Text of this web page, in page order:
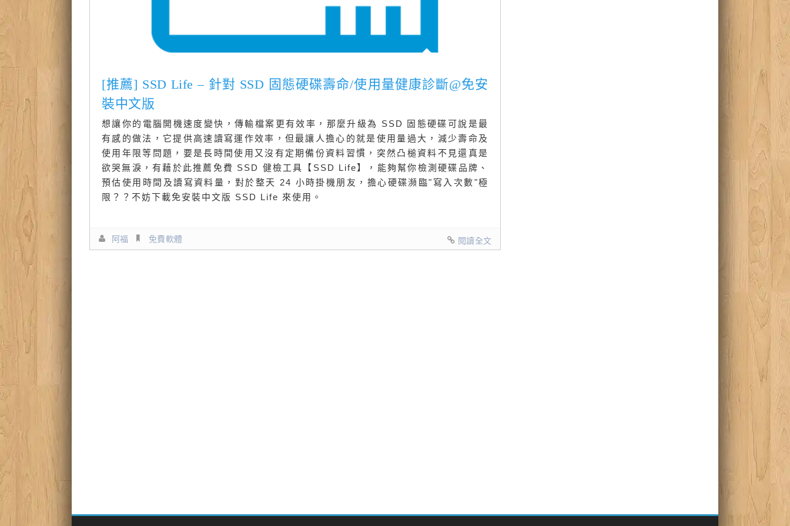
[推薦] SSD Life – 針對 SSD 固態硬碟壽命/使用量健康診斷@免安
裝中文版
想讓你的電腦開機速度變快，傳輸檔案更有效率，那麼升級為 SSD 固態硬碟可說是最
有感的做法，它提供高速讀寫運作效率，但最讓人擔心的就是使用量過大，減少壽命及
使用年限等問題，要是長時間使用又沒有定期備份資料習慣，突然凸槌資料不見還真是
欲哭無淚，有藉於此推薦免費 SSD 健檢工具【SSD Life】，能夠幫你檢測硬碟品牌、
預估使用時間及讀寫資料量，對於整天 24 小時掛機朋友，擔心硬碟瀕臨"寫入次數"極
限？？不妨下載免安裝中文版 SSD Life 來使用。
阿福 免費軟體 閱讀全文